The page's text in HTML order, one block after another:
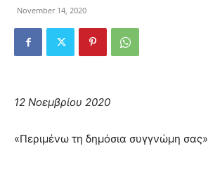
November 14, 2020
12 Νοεμβρίου 2020
«Περιμένω τη δημόσια συγγνώμη σας»